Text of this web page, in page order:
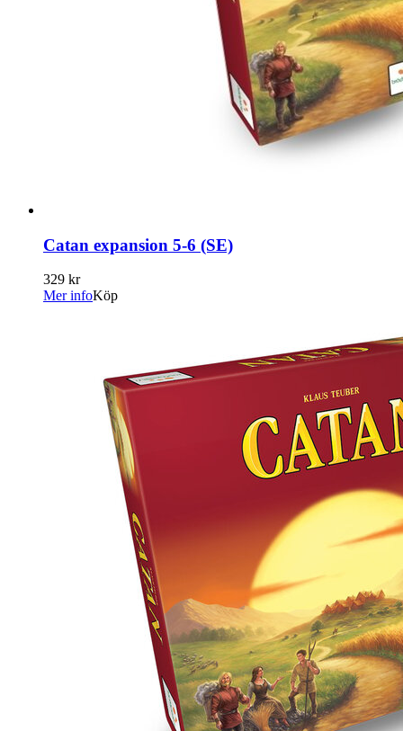
Catan expansion 5-6 (SE)
329 kr
Mer infoKöp